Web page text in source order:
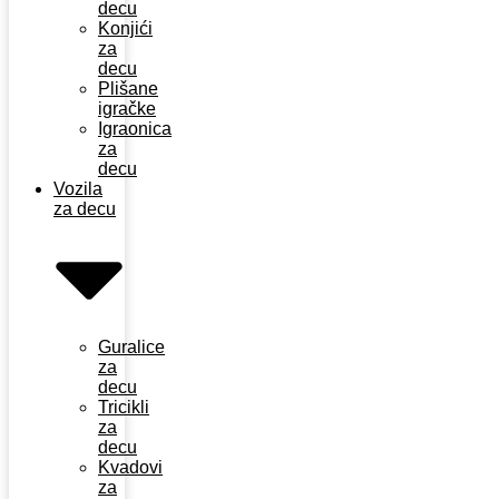
decu
Konjići
za
decu
Plišane
igračke
Igraonica
za
decu
Vozila
za decu
Guralice
za
decu
Tricikli
za
decu
Kvadovi
za